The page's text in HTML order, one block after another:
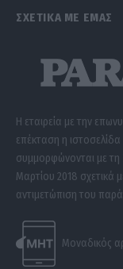
ΣΧΕΤΙΚΑ ΜΕ ΕΜΑΣ
Η εταιρεία με την
επέκταση η
συμμορφώνονται με τη
Μαρτίου 2018 σχετικά
αντιμετώπιση του
Μοναδικός